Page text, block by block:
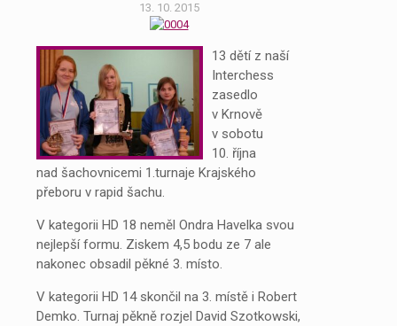
13. 10. 2015
13 dětí z naší
Interchess
zasedlo
v Krnově
v sobotu
10. října
nad šachovnicemi 1.turnaje Krajského
přeboru v rapid šachu.
V kategorii HD 18 neměl Ondra Havelka svou
nejlepší formu. Ziskem 4,5 bodu ze 7 ale
nakonec obsadil pěkné 3. místo.
V kategorii HD 14 skončil na 3. místě i Robert
Demko. Turnaj pěkně rozjel David Szotkowski,